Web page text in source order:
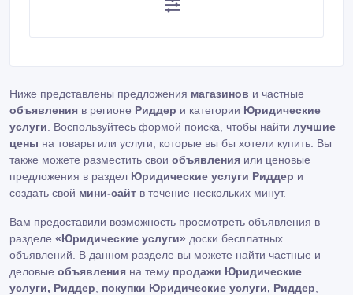
Ниже представлены предложения магазинов и частные
объявления в регионе Риддер и категории Юридические
услуги . Воспользуйтесь формой поиска, чтобы найти лучшие
цены на товары или услуги, которые вы бы хотели купить. Вы
также можете разместить свои объявления или ценовые
предложения в раздел Юридические услуги Риддер и
создать свой мини-сайт в течение нескольких минут.
Вам предоставили возможность просмотреть объявления в
разделе «Юридические услуги» доски бесплатных
объявлений. В данном разделе вы можете найти частные и
деловые объявления на тему продажи Юридические
услуги, Риддер
покупки Юридические услуги, Риддер